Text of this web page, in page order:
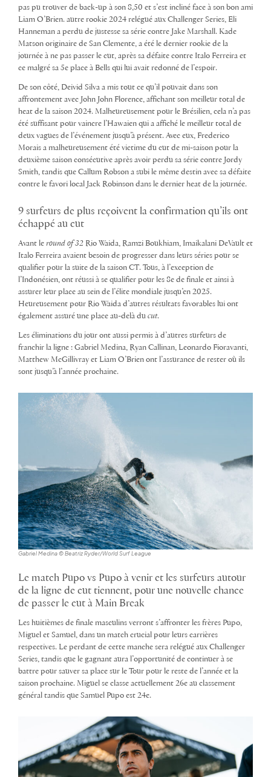
pas pu trouver de back-up à son 8,50 et s’est incliné face à son bon ami
Liam O’Brien. autre rookie 2024 relégué aux Challenger Series, Eli
Hanneman a perdu de justesse sa série contre Jake Marshall. Kade
Matson originaire de San Clemente, a été le dernier rookie de la
journée à ne pas passer le cut, après sa défaite contre Italo Ferreira et
ce malgré sa 5e place à Bells qui lui avait redonné de l’espoir.
De son côté, Deivid Silva a mis tout ce qu’il pouvait dans son
affrontement avec John John Florence, affichant son meilleur total de
heat de la saison 2024. Malheureusement pour le Brésilien, cela n’a pas
été suffisant pour vaincre l’Hawaien qui a affiché le meilleur total de
deux vagues de l’événement jusqu’à présent. Avec eux, Frederico
Morais a malheureusement été victime du cut de mi-saison pour la
deuxième saison consécutive après avoir perdu sa série contre Jordy
Smith, tandis que Callum Robson a subi le même destin avec sa défaite
contre le favori local Jack Robinson dans le dernier heat de la journée.
9 surfeurs de plus reçoivent la confirmation qu’ils ont
échappé au cut
Avant le round of 32 Rio Waida, Ramzi Boukhiam, Imaikalani DeVault et
Italo Ferreira avaient besoin de progresser dans leurs séries pour se
qualifier pour la suite de la saison CT. Tous, à l’exception de
l’Indonésien, ont réussi à se qualifier pour les 8e de finale et ainsi à
assurer leur place au sein de l’élite mondiale jusqu’en 2025.
Heureusement pour Rio Waida d’autres résultats favorables lui ont
également assuré une place au-delà du cut.
Les éliminations du jour ont aussi permis à d’autres surfeurs de
franchir la ligne : Gabriel Medina, Ryan Callinan, Leonardo Fioravanti,
Matthew McGillivray et Liam O’Brien ont l’assurance de rester où ils
sont jusqu’à l’année prochaine.
Gabriel Medina © Beatriz Ryder/World Surf League
Le match Pupo vs Pupo à venir et les surfeurs autour
de la ligne de cut tiennent, pour une nouvelle chance
de passer le cut à Main Break
Les huitièmes de finale masculins verront s’affronter les frères Pupo,
Miguel et Samuel, dans un match crucial pour leurs carrières
respectives. Le perdant de cette manche sera relégué aux Challenger
Series, tandis que le gagnant aura l’opportunité de continuer à se
battre pour sauver sa place sur le Tour pour le reste de l’année et la
saison prochaine. Miguel se classe actuellement 26e au classement
général tandis que Samuel Pupo est 24e.